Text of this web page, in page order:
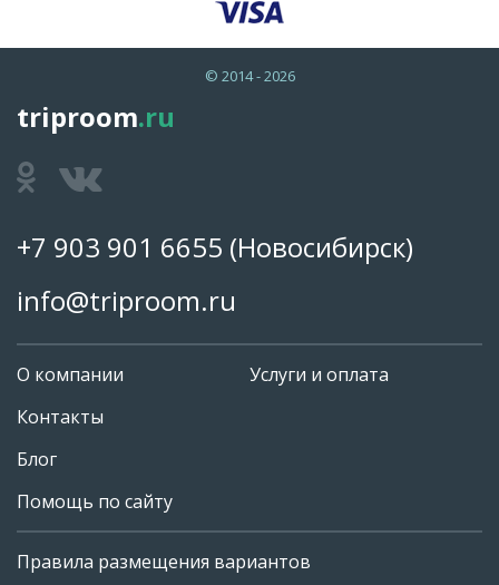
+7 903 901 6655
© 2014 - 2026
triproom.ru
+7 903 901 6655 (Новосибирск)
info@triproom.ru
О компании
Контакты
Блог
Помощь по сайту
Услуги и оплата
Правила размещения вариантов